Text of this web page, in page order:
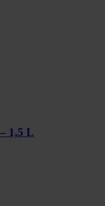
1,5 L